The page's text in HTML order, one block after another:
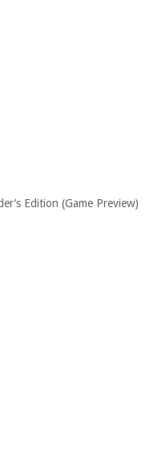
Edition (Game Preview)